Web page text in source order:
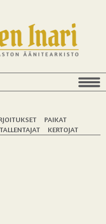
PAIKAT
TALLENTAJAT KERTOJAT